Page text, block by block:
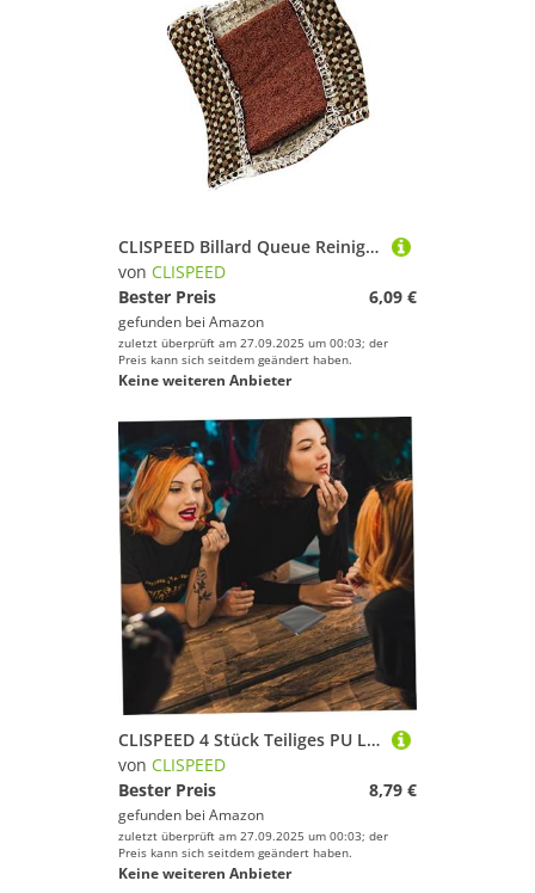
CLISPEED Billard Queue Reinigungstuch Sanftes Cue Wischer Tuch Langlebiger Pool Stick Shaft Cleaner Praktisches Billard Zubehör zur Pflege und Lebensdauerverlängerung Zufällige Farbe
von CLISPEED
Bester Preis
6,09 €
gefunden bei Amazon
zuletzt überprüft am 27.09.2025 um 00:03; der
Preis kann sich seitdem geändert haben.
Keine weiteren Anbieter
CLISPEED 4 Stück Teiliges PU Leder Kosmetiktaschen Selbstschließende Makeup Taschen Kompakt Leicht Vielseitig für Reisen Outdoor Party Tragbare Aufbewahrung für Damen Geschenkidee
von CLISPEED
Bester Preis
8,79 €
gefunden bei Amazon
zuletzt überprüft am 27.09.2025 um 00:03; der
Preis kann sich seitdem geändert haben.
Keine weiteren Anbieter